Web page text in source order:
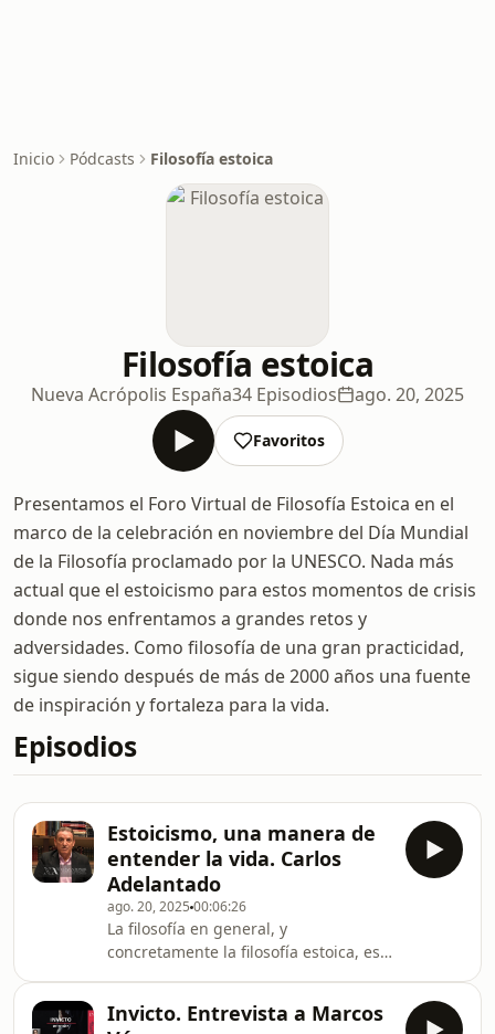
Inicio Pódcasts Filosofía estoica
Filosofía estoica
Nueva Acrópolis España34 Episodios ago. 20, 2025
Favoritos
Presentamos el Foro Virtual de Filosofía Estoica en el
marco de la celebración en noviembre del Día Mundial
de la Filosofía proclamado por la UNESCO. Nada más
actual que el estoicismo para estos momentos de crisis
donde nos enfrentamos a grandes retos y
adversidades. Como filosofía de una gran practicidad,
sigue siendo después de más de 2000 años una fuente
de inspiración y fortaleza para la vida.
Episodios
Estoicismo, una manera de
entender la vida. Carlos
Adelantado
ago. 20, 2025 00:06:26
La filosofía en general, y
concretamente la filosofía estoica, es
humano es tratar de llevar a la
Invicto. Entrevista a Marcos